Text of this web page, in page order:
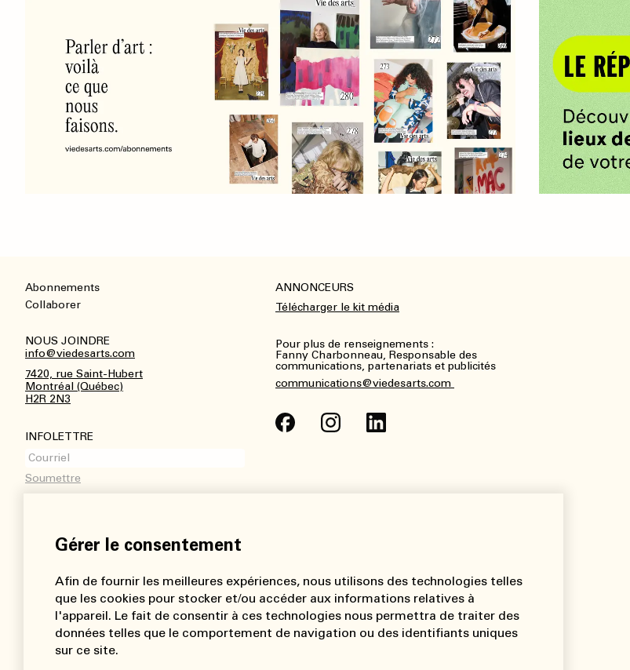
Gérer le consentement
Afin de fournir les meilleures expériences, nous utilisons des technologies telles
que les cookies pour stocker et/ou accéder aux informations relatives à
l'appareil. Le fait de consentir à ces technologies nous permettra de traiter des
données telles que le comportement de navigation ou des identifiants uniques
sur ce site.
Abonnements
Collaborer
NOUS JOINDRE
info@viedesarts.com
7420, rue Saint-Hubert
Montréal (Québec)
H2R 2N3
INFOLETTRE
ANNONCEURS
Télécharger le kit média
Pour plus de renseignements :
Fanny Charbonneau, Responsable des
communications, partenariats et publicités
communications@viedesarts.com